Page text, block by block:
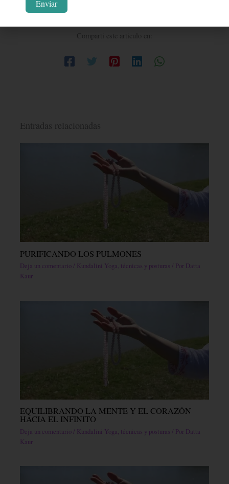
Te vuelve más consciente. Promueve el estado consciente de la
Comparti este articulo en:
Entradas relacionadas
PURIFICANDO LOS PULMONES
Deja un comentario/ Kundalini Yoga, técnicas y posturas / Por Datta
Kaur
EQUILIBRANDO LA MENTE Y EL CORAZÓN
HACIA EL INFINITO
Deja un comentario/ Kundalini Yoga, técnicas y posturas / Por Datta
Kaur